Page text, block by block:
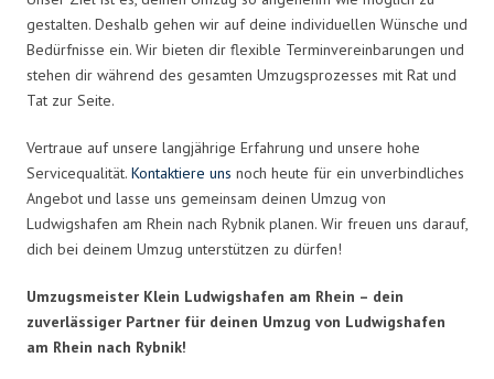
gestalten. Deshalb gehen wir auf deine individuellen Wünsche und
Bedürfnisse ein. Wir bieten dir flexible Terminvereinbarungen und
stehen dir während des gesamten Umzugsprozesses mit Rat und
Tat zur Seite.
Vertraue auf unsere langjährige Erfahrung und unsere hohe
Servicequalität. Kontaktiere uns noch heute für ein unverbindliches
Angebot und lasse uns gemeinsam deinen Umzug von
Ludwigshafen am Rhein nach Rybnik planen. Wir freuen uns darauf,
dich bei deinem Umzug unterstützen zu dürfen!
Umzugsmeister Klein Ludwigshafen am Rhein – dein
zuverlässiger Partner für deinen Umzug von Ludwigshafen
am Rhein nach Rybnik!